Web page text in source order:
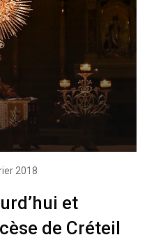
2018
et
de Créteil